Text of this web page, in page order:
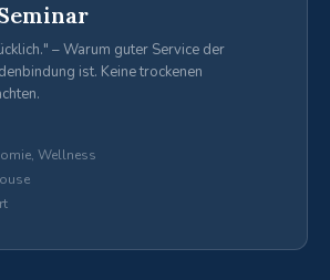
– Warum guter Service der
ist. Keine trockenen
Wellness